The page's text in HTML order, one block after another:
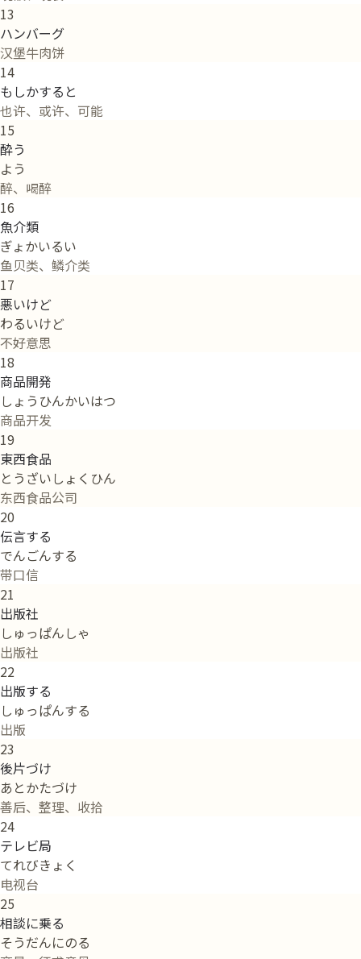
13
ハンバーグ
汉堡牛肉饼
14
もしかすると
也许、或许、可能
15
酔う
よう
醉、喝醉
16
魚介類
ぎょかいるい
鱼贝类、鳞介类
17
悪いけど
わるいけど
不好意思
18
商品開発
しょうひんかいはつ
商品开发
19
東西食品
とうざいしょくひん
东西食品公司
20
伝言する
でんごんする
带口信
21
出版社
しゅっぱんしゃ
出版社
22
出版する
しゅっぱんする
出版
23
後片づけ
あとかたづけ
善后、整理、收拾
24
テレビ局
てれびきょく
电视台
25
相談に乗る
そうだんにのる